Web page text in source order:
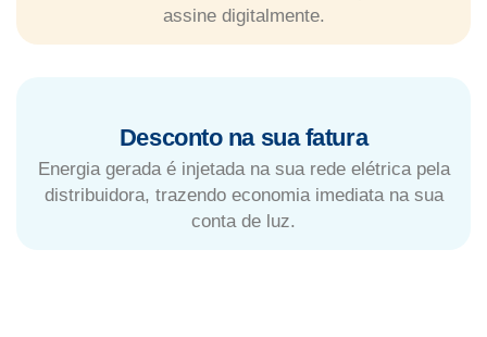
assine digitalmente.
Desconto na sua fatura
Energia gerada é injetada na sua rede elétrica pela
distribuidora, trazendo economia imediata na sua
conta de luz.